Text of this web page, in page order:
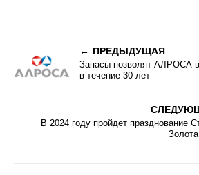
ПРЕДЫДУЩАЯ
Запасы позволят АЛРОСА
в течение 30 лет
В 2024 году пройдет празднование